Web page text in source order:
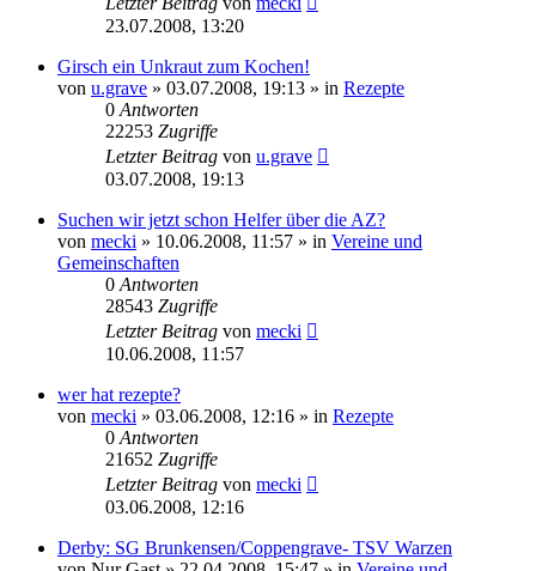
23.07.2008, 13:20
Girsch ein Unkraut zum Kochen!
von u.grave » 03.07.2008, 19:13 » in Rezepte
0 Antworten
22253 Zugriffe
Letzter Beitrag von u.grave
03.07.2008, 19:13
Suchen wir jetzt schon Helfer über die AZ?
von mecki » 10.06.2008, 11:57 » in Vereine und
Gemeinschaften
0 Antworten
28543 Zugriffe
Letzter Beitrag von mecki
10.06.2008, 11:57
wer hat rezepte?
von mecki » 03.06.2008, 12:16 » in Rezepte
0 Antworten
21652 Zugriffe
Letzter Beitrag von mecki
03.06.2008, 12:16
Derby: SG Brunkensen/Coppengrave- TSV Warzen